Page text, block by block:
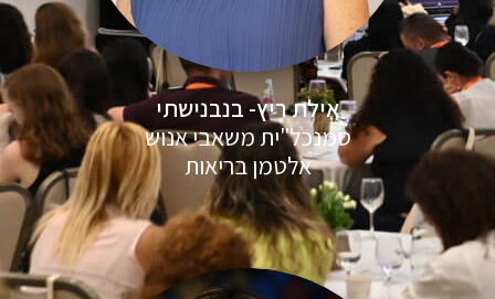
אילת ריץ- בנבנישתי
סמנכל"ית משאבי אנוש
אלטמן בריאות